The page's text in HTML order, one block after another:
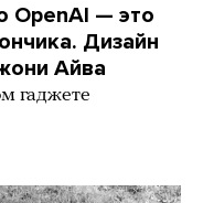
OpenAI — это
Дизайн
Айва
гаджете